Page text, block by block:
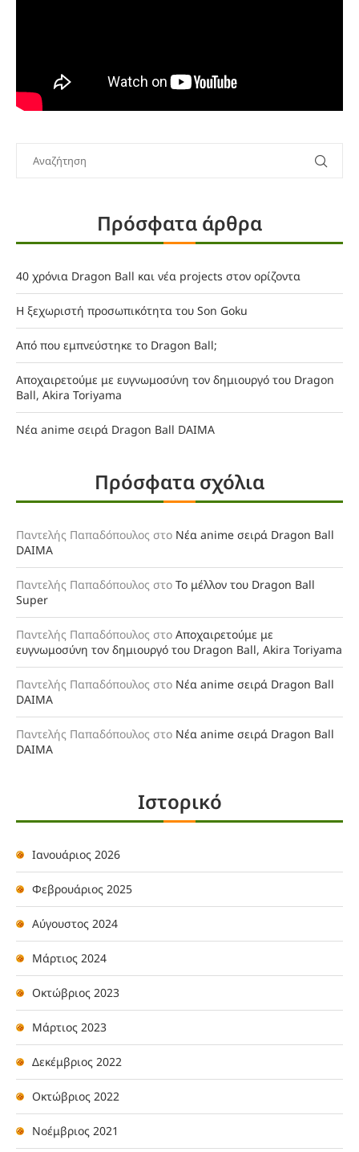
Πρόσφατα άρθρα
40 χρόνια Dragon Ball και νέα projects στον ορίζοντα
Η ξεχωριστή προσωπικότητα του Son Goku
Από που εμπνεύστηκε το Dragon Ball;
Αποχαιρετούμε με ευγνωμοσύνη τον δημιουργό του Dragon
Ball, Akira Toriyama
Νέα anime σειρά Dragon Ball DAIMA
Πρόσφατα σχόλια
Παντελής Παπαδόπουλος στο Νέα anime σειρά Dragon Ball
DAIMA
Παντελής Παπαδόπουλος στο Το μέλλον του Dragon Ball
Super
Παντελής Παπαδόπουλος στο Αποχαιρετούμε με
ευγνωμοσύνη τον δημιουργό του Dragon Ball, Akira Toriyama
Παντελής Παπαδόπουλος στο Νέα anime σειρά Dragon Ball
DAIMA
Παντελής Παπαδόπουλος στο Νέα anime σειρά Dragon Ball
DAIMA
Ιστορικό
Ιανουάριος 2026
Φεβρουάριος 2025
Αύγουστος 2024
Μάρτιος 2024
Οκτώβριος 2023
Μάρτιος 2023
Δεκέμβριος 2022
Οκτώβριος 2022
Νοέμβριος 2021